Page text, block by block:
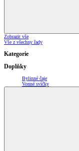
Zobrazit vše
Vše z všechny řady
Kategorie
Doplňky
Bylinné čaje
Vonné svíčky